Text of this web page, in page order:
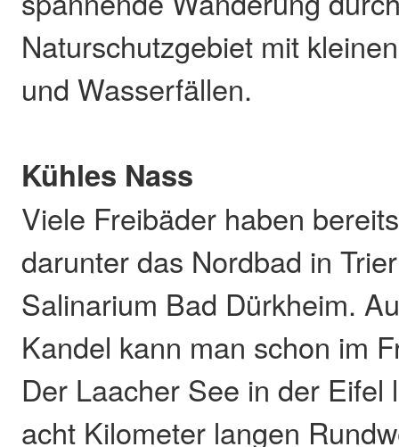
Naturschutzgebiet mit
und Wasserfällen.
Kühles Nass
Viele Freibäder haben
darunter das Nordbad in
Salinarium Bad Dürkheim.
Kandel kann man schon im
Der Laacher See in der Eifel
acht Kilometer langen